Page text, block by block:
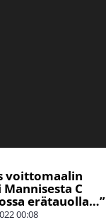
voittomaalin
C
erätauolla…”
00:08